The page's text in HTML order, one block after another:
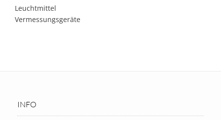
Leuchtmittel
Vermessungsgeräte
INFO